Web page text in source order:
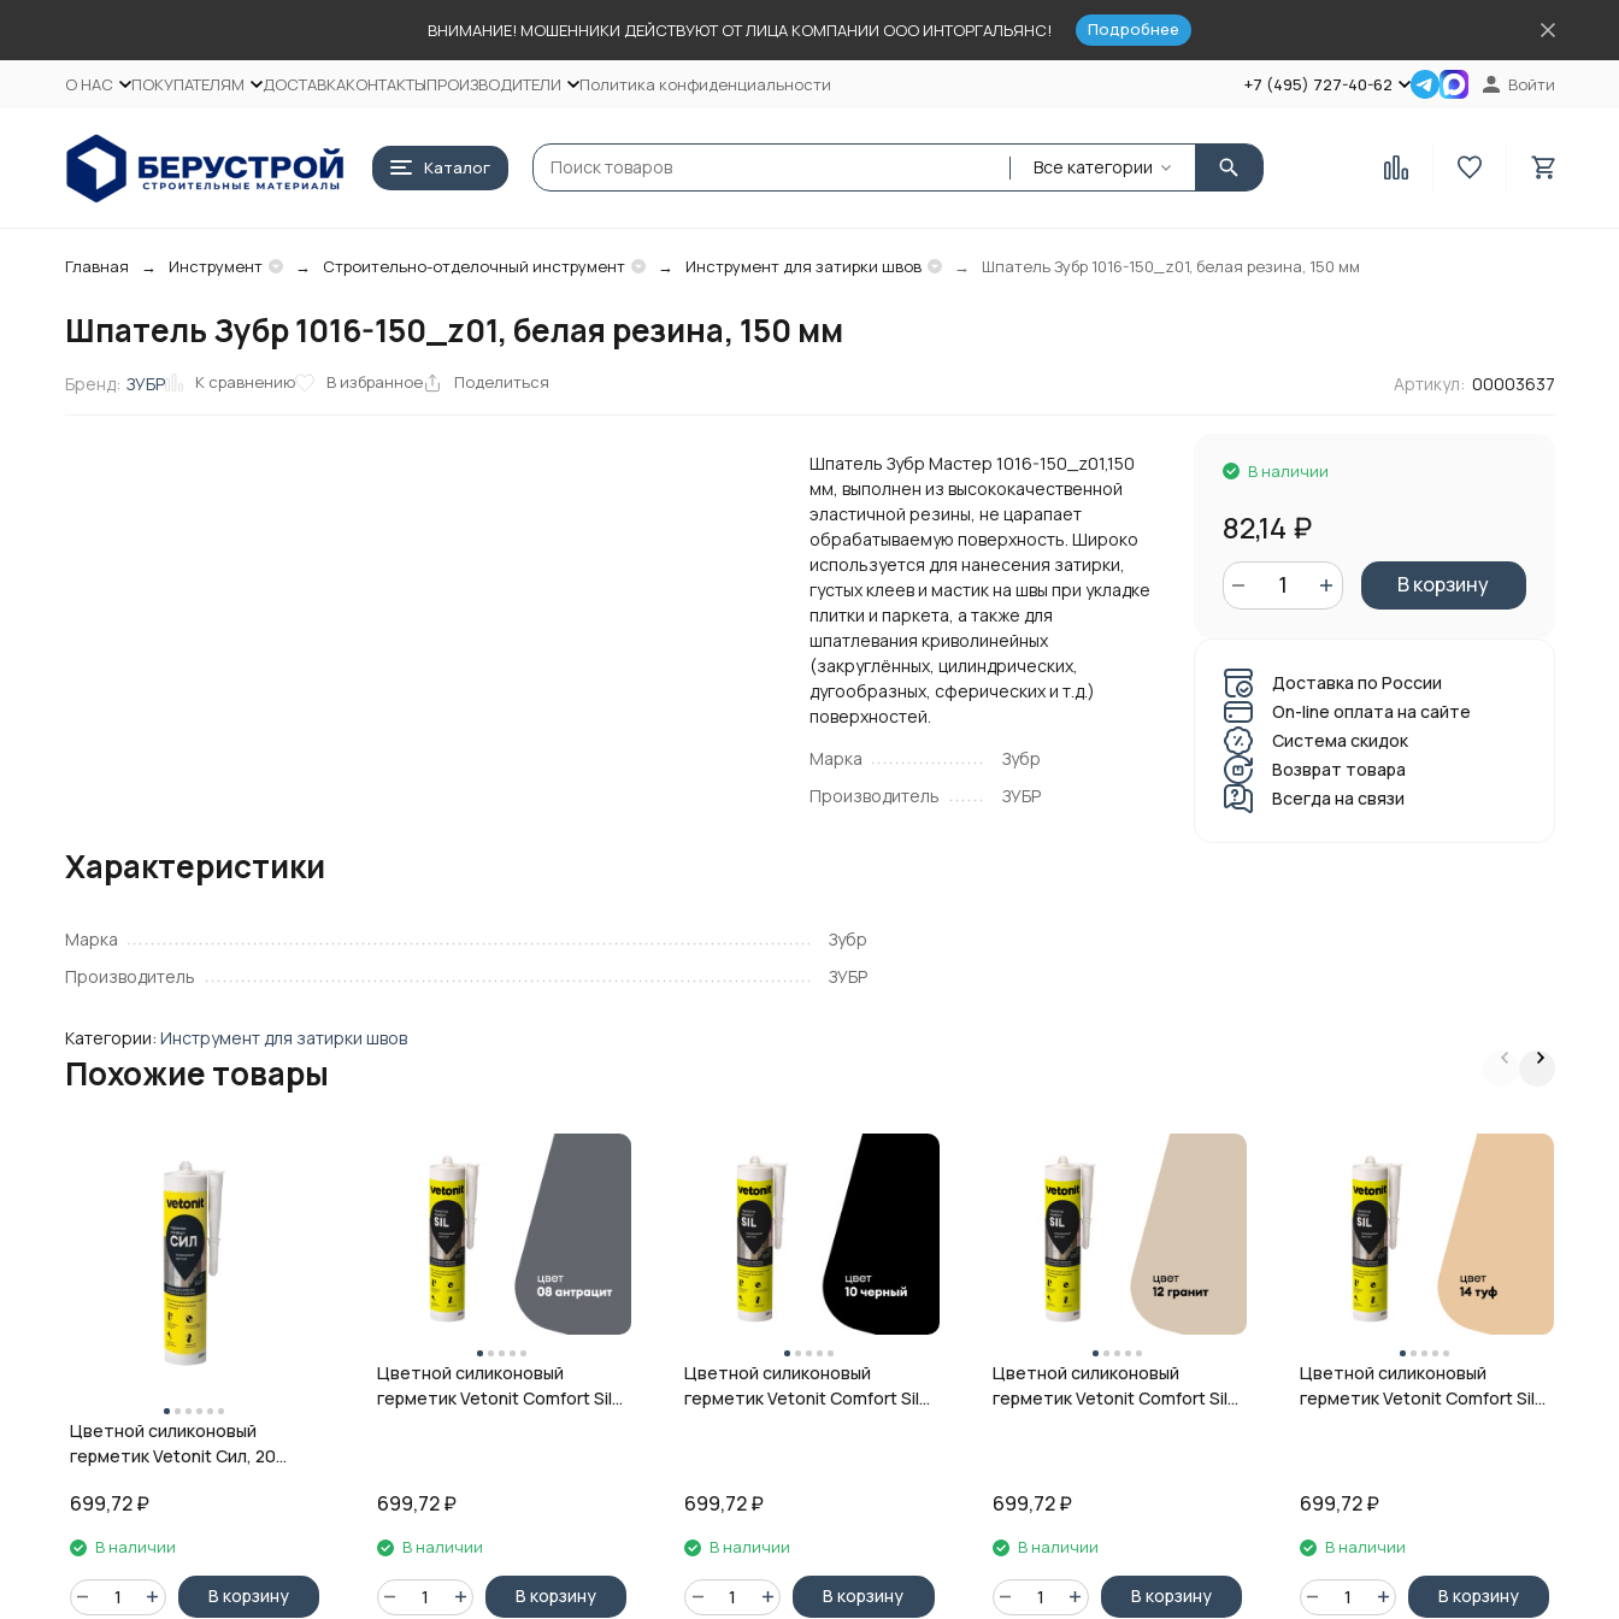
ВНИМАНИЕ! МОШЕННИКИ ДЕЙСТВУЮТ ОТ ЛИЦА КОМПАНИИ ООО ИНТОРГАЛЬЯНС! Подробнее
О НАС ПОКУПАТЕЛЯМ ДОСТАВКАКОНТАКТЫПРОИЗВОДИТЕЛИ Политика конфиденциальности +7 (495) 727-40-62 Войти
Каталог Все категории
Главная Инструмент Строительно-отделочный инструмент Инструмент для затирки швов Шпатель Зубр 1016-150_z01, белая резина, 150 мм
Шпатель Зубр 1016-150_z01, белая резина, 150 мм
Бренд: ЗУБР К сравнению В избранное Поделиться Артикул: 00003637
Шпатель Зубр Мастер 1016-150_z01,150
мм, выполнен из высококачественной
эластичной резины, не царапает
обрабатываемую поверхность. Широко
используется для нанесения затирки,
густых клеев и мастик на швы при укладке
плитки и паркета, а также для
шпатлевания криволинейных
(закруглённых, цилиндрических,
дугообразных, сферических и т.д.)
поверхностей.
Марка
Зубр
Производитель
ЗУБР
В наличии
82,14 ₽
В корзину
Доставка по России
On-line оплата на сайте
Система скидок
Возврат товара
Всегда на связи
Характеристики
Марка
Зубр
Производитель
ЗУБР
Категории: Инструмент для затирки швов
Похожие товары
Цветной силиконовый
герметик Vetonit Сил, 20
699,72 ₽
В наличии
В корзину
Цветной силиконовый
герметик Vetonit Comfort Sil,
699,72₽
В наличии
В корзину
Цветной силиконовый
герметик Vetonit Comfort Sil,
699,72₽
В наличии
В корзину
Цветной силиконовый
герметик Vetonit Comfort Sil,
699,72₽
В наличии
В корзину
Цветной силиконовый
герметик Vetonit Comfort Sil,
699,72₽
В наличии
В корзину